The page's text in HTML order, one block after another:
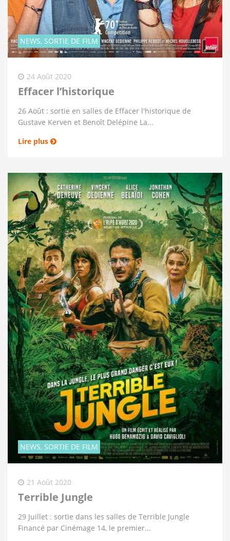
NEWS, SORTIE DE FILM
24 Août 2020
Effacer l’historique
26 Août : sortie en salles de Effacer l'historique de
Gustave Kerven et Benoît Delépine La...
Lire plus
NEWS, SORTIE DE FILM
21 Août 2020
Terrible Jungle
29 Juillet : sortie dans les salles de Terrible Jungle
Financé par Cinémage 14, le premier...